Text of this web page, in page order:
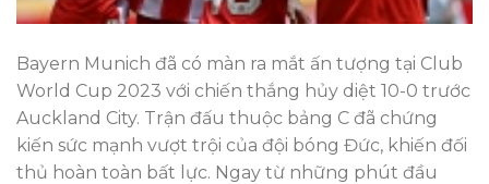
Bayern Munich đã có màn ra mắt ấn tượng tại Club
World Cup 2023 với chiến thắng hủy diệt 10-0 trước
Auckland City. Trận đấu thuộc bảng C đã chứng
kiến sức mạnh vượt trội của đội bóng Đức, khiến đối
thủ hoàn toàn bất lực. Ngay từ những phút đầu